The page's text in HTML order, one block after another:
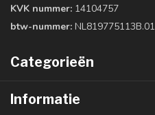
KVK nummer: 14104757
btw-nummer: NL819775113B.01
Categorieën
Informatie